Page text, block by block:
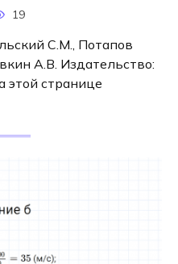
19
С.М., Потапов
А.В. Издательство:
этой странице